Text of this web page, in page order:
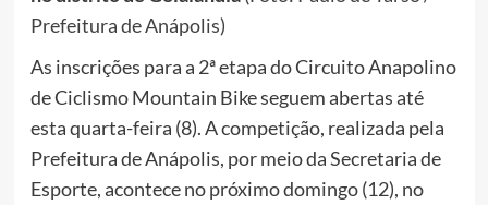
Prefeitura de Anápolis)
As inscrições para a 2ª etapa do Circuito Anapolino
de Ciclismo Mountain Bike seguem abertas até
esta quarta-feira (8). A competição, realizada pela
Prefeitura de Anápolis, por meio da Secretaria de
Esporte, acontece no próximo domingo (12), no